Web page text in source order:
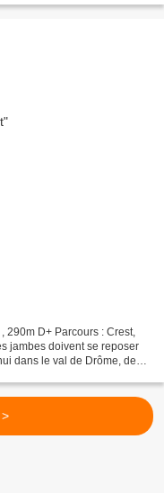
290m D+ Parcours : Crest,
jambes doivent se reposer
dans le val de Drôme, de